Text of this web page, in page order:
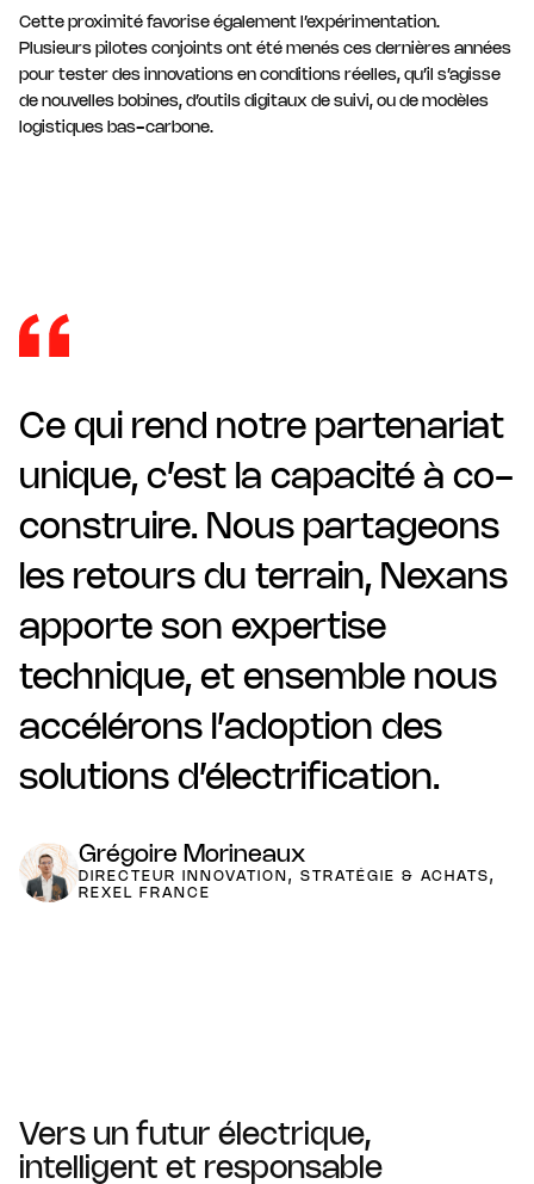
Cette proximité favorise également l’expérimentation.
Plusieurs pilotes conjoints ont été menés ces dernières années
pour tester des innovations en conditions réelles, qu’il s’agisse
de nouvelles bobines, d’outils digitaux de suivi, ou de modèles
logistiques bas-carbone.
Ce qui rend notre partenariat
unique, c’est la capacité à co-
construire. Nous partageons
les retours du terrain, Nexans
apporte son expertise
technique, et ensemble nous
accélérons l’adoption des
solutions d’électrification.
Grégoire Morineaux
DIRECTEUR INNOVATION, STRATÉGIE & ACHATS,
REXEL FRANCE
Vers un futur électrique,
intelligent et responsable